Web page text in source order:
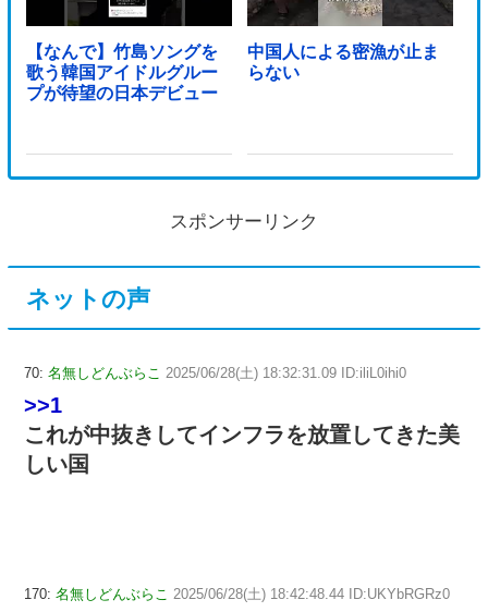
【なんで】竹島ソングを
歌う韓国アイドルグルー
プが待望の日本デビュー
中国人による密漁が止ま
らない
スポンサーリンク
ネットの声
70: 名無しどんぶらこ 2025/06/28(土) 18:32:31.09 ID:iliL0ihi0
>>1
これが中抜きしてインフラを放置してきた美
しい国
170: 名無しどんぶらこ 2025/06/28(土) 18:42:48.44 ID:UKYbRGRz0